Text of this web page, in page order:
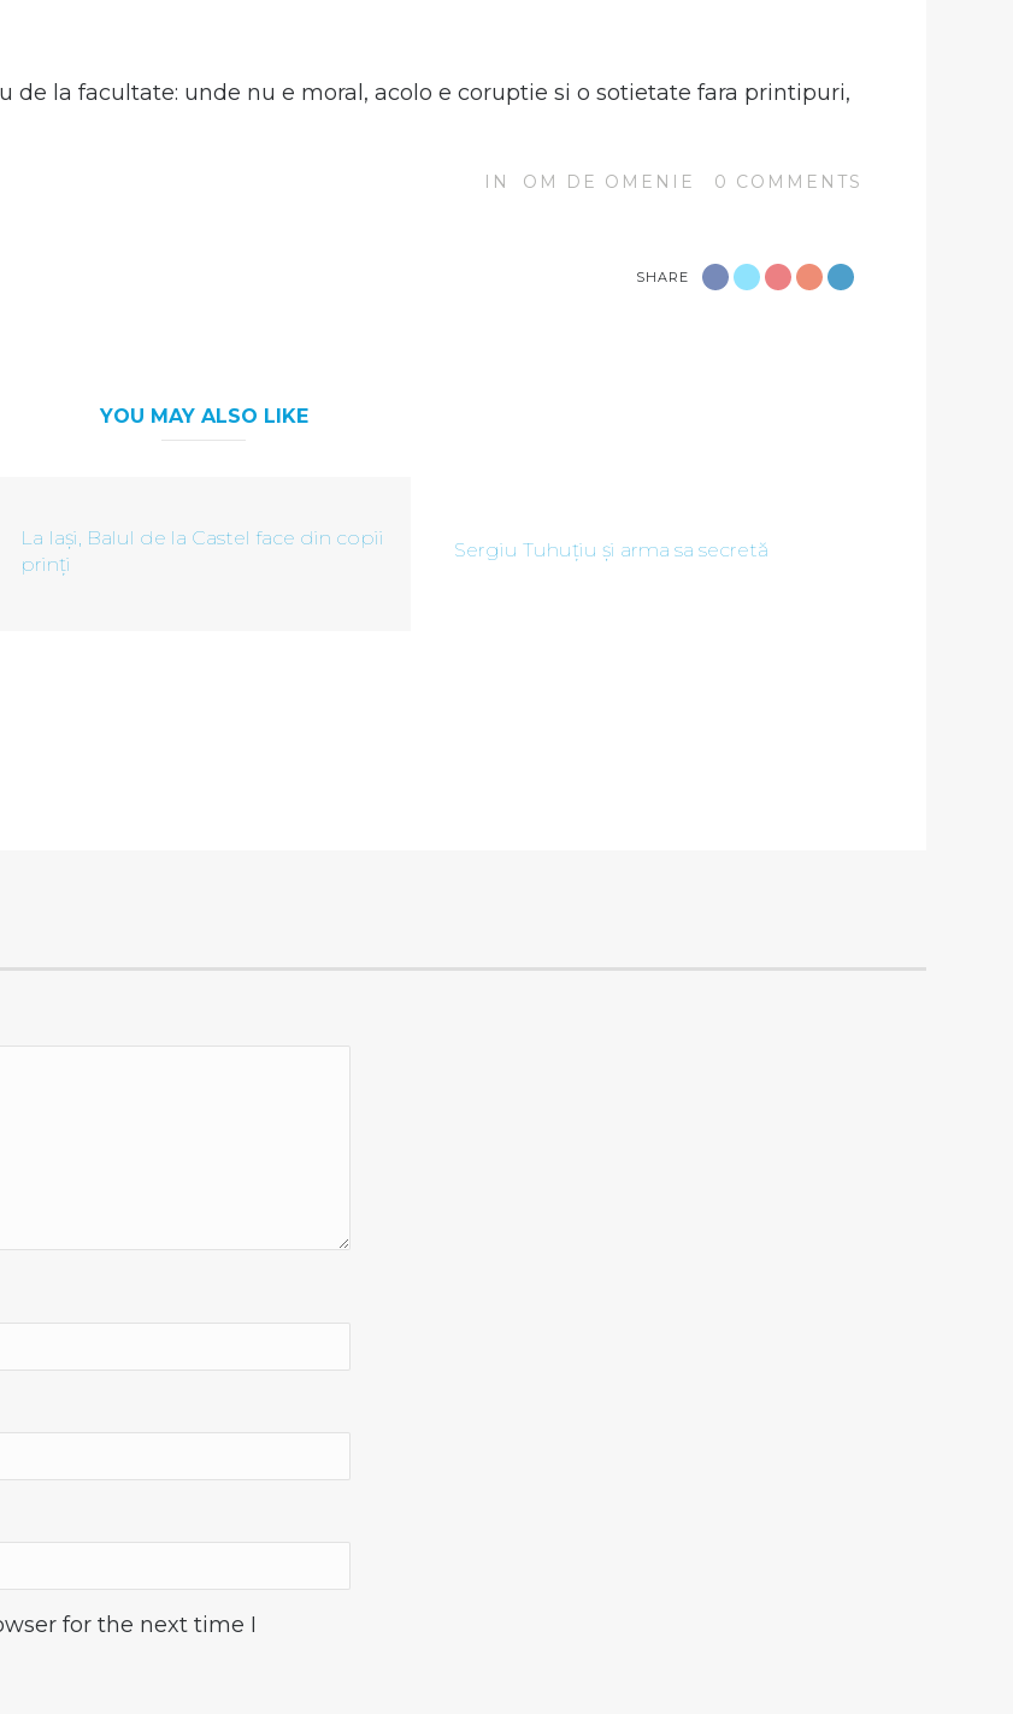
la facultate: unde nu e moral, acolo e coruptie si o sotietate fara printipuri,
IN OM DE OMENIE 0 COMMENTS
SHARE
YOU MAY ALSO LIKE
La Iași, Balul de la Castel face din copii
prinți
Sergiu Tuhuțiu și arma sa secretă
for the next time I